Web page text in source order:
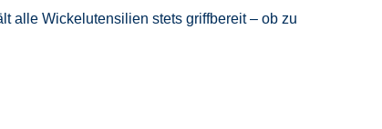
alle Wickelutensilien stets griffbereit – ob zu